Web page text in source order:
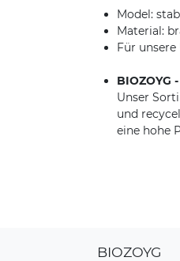
Model:
Material:
Für
Unser
und
eine hohe
BIOZOYG